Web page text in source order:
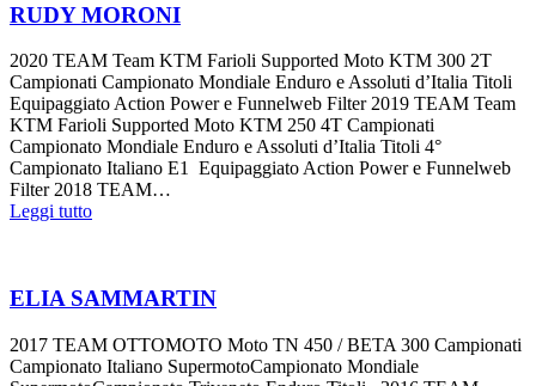
RUDY MORONI
2020 TEAM Team KTM Farioli Supported Moto KTM 300 2T
Campionati Campionato Mondiale Enduro e Assoluti d’Italia Titoli
Equipaggiato Action Power e Funnelweb Filter 2019 TEAM Team
KTM Farioli Supported Moto KTM 250 4T Campionati
Campionato Mondiale Enduro e Assoluti d’Italia Titoli 4°
Campionato Italiano E1 Equipaggiato Action Power e Funnelweb
Filter 2018 TEAM…
Leggi tutto
ELIA SAMMARTIN
2017 TEAM OTTOMOTO Moto TN 450 / BETA 300 Campionati
Campionato Italiano SupermotoCampionato Mondiale